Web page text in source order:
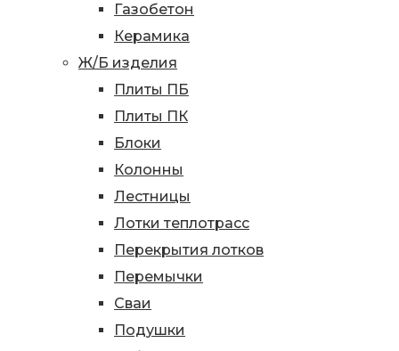
Газобетон
Керамика
Ж/Б изделия
Плиты ПБ
Плиты ПК
Блоки
Колонны
Лестницы
Лотки теплотрасс
Перекрытия лотков
Перемычки
Сваи
Подушки